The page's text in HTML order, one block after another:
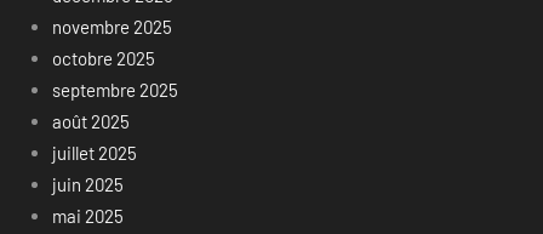
novembre 2025
octobre 2025
septembre 2025
août 2025
juillet 2025
juin 2025
mai 2025